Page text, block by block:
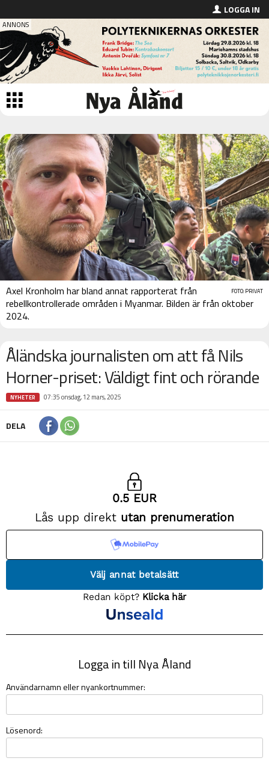
LOGGA IN
FOTO: PRIVAT
Axel Kronholm har bland annat rapporterat från
rebellkontrollerade områden i Myanmar. Bilden är från oktober
2024.
Åländska journalisten om att få Nils
Horner-priset: Väldigt fint och rörande
NYHETER 07:35 onsdag, 12 mars, 2025
DELA